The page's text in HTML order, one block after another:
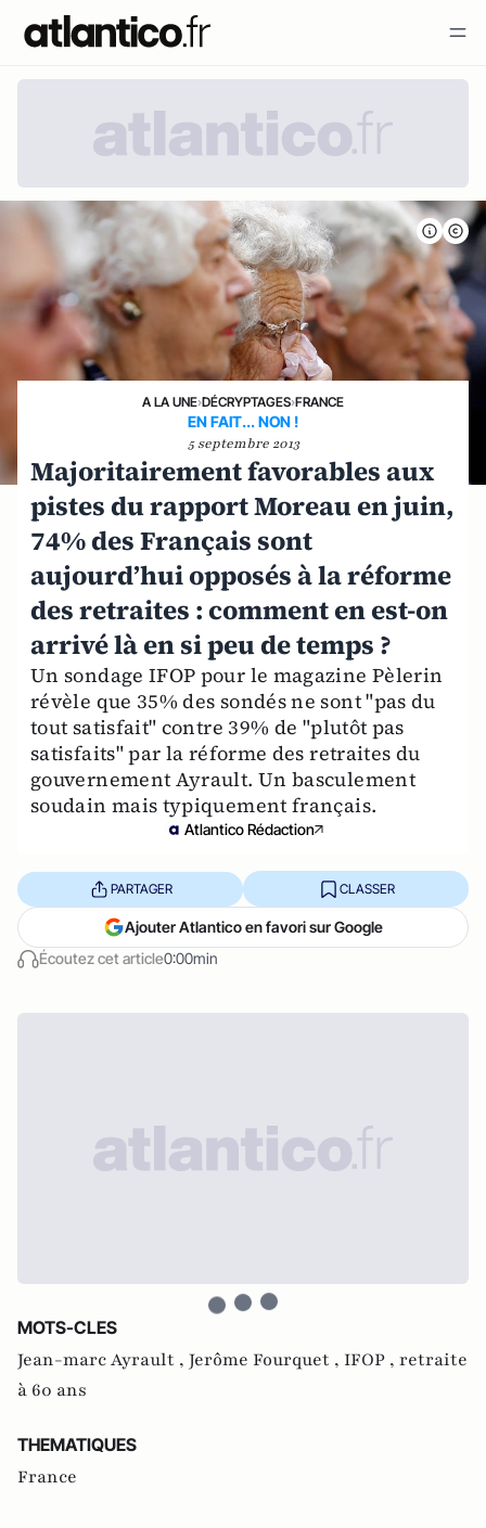
A LA UNE›DÉCRYPTAGES›FRANCE
EN FAIT... NON !
5 septembre 2013
Majoritairement favorables aux
pistes du rapport Moreau en juin,
74% des Français sont
aujourd’hui opposés à la réforme
des retraites : comment en est-on
arrivé là en si peu de temps ?
Un sondage IFOP pour le magazine Pèlerin
révèle que 35% des sondés ne sont "pas du
tout satisfait" contre 39% de "plutôt pas
satisfaits" par la réforme des retraites du
gouvernement Ayrault. Un basculement
soudain mais typiquement français.
Atlantico Rédaction
Écoutez cet article0:00min
PARTAGER CLASSER
Ajouter Atlantico en favori sur Google
MOTS-CLES
Jean-marc Ayrault , Jerôme Fourquet , IFOP , retraite
à 60 ans
THEMATIQUES
France